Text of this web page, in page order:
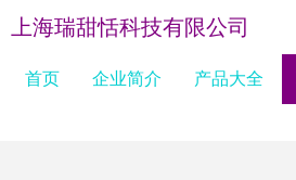
上海瑞甜恬科技有限公司
首页 企业简介 产品大全